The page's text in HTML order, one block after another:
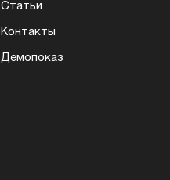
Статьи
Контакты
Демопоказ